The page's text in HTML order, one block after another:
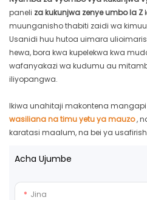
paneli za kukunjwa zenye umbo la Z
muunganisho thabiti zaidi wa
Usanidi huu hutoa uimara
hewa, bora kwa kupelekwa kwa
wafanyakazi wa kudumu au
iliyopangwa.
Ikiwa unahitaji makontena
wasiliana na timu yetu ya mauzo,
karatasi maalum, na bei ya
Acha Ujumbe
Jina